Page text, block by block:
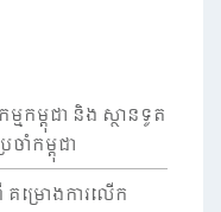
មកម្ពុជា និង ស្ថានទូត
ាំកម្ពុជា
គម្រោងការលើក